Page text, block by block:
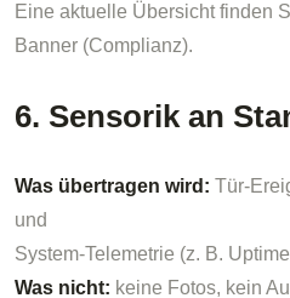
Eine aktuelle Übersicht finden
Banner (Complianz).
6. Sensorik an
Was übertragen wird: Tür-
und
System-Telemetrie (z. B.
Was nicht: keine Fotos, kein